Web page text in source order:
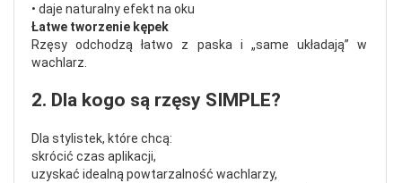
• daje naturalny efekt na oku
Łatwe tworzenie kępek
Rzęsy odchodzą łatwo z paska i „same układają” w
wachlarz.
2. Dla kogo są rzęsy SIMPLE?
Dla stylistek, które chcą:
skrócić czas aplikacji,
uzyskać idealną powtarzalność wachlarzy,